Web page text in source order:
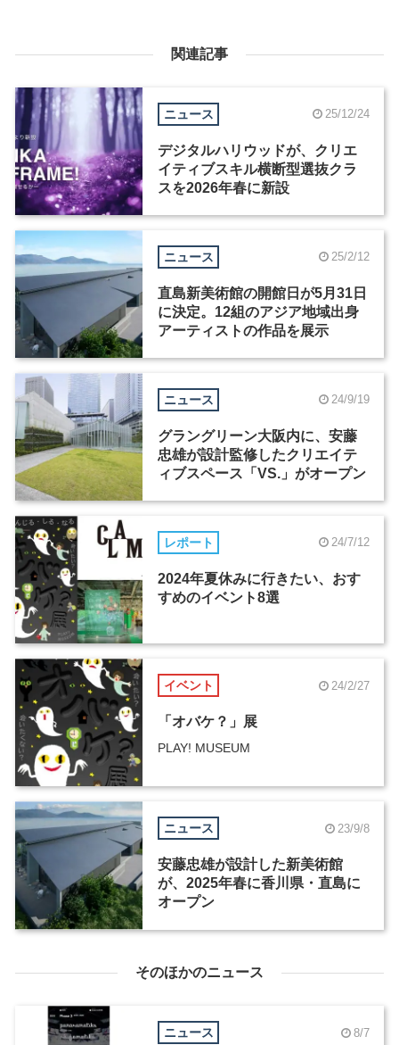
関連記事
ニュース 25/12/24
デジタルハリウッドが、クリエ
イティブスキル横断型選抜クラ
スを2026年春に新設
ニュース 25/2/12
直島新美術館の開館⽇が5⽉31⽇
に決定。12組のアジア地域出身
アーティストの作品を展示
ニュース 24/9/19
グラングリーン大阪内に、安藤
忠雄が設計監修したクリエイテ
ィブスペース「VS.」がオープン
レポート 24/7/12
2024年夏休みに行きたい、おす
すめのイベント8選
イベント 24/2/27
「オバケ？」展
PLAY! MUSEUM
ニュース 23/9/8
安藤忠雄が設計した新美術館
が、2025年春に香川県・直島に
オープン
そのほかのニュース
ニュース 8/7